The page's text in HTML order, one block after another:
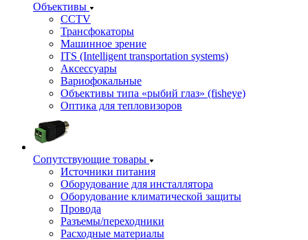
Объективы
CCTV
Трансфокаторы
Машинное зрение
ITS (Intelligent transportation systems)
Аксессуары
Вариофокальные
Объективы типа «рыбий глаз» (fisheye)
Оптика для тепловизоров
Сопутствующие товары
Источники питания
Оборудование для инсталлятора
Оборудование климатической защиты
Провода
Разъемы/переходники
Расходные материалы